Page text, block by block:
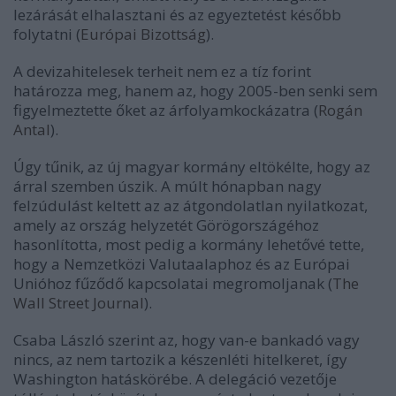
lezárását elhalasztani és az egyeztetést később
folytatni (Európai Bizottság).
A devizahitelesek terheit nem ez a tíz forint
határozza meg, hanem az, hogy 2005-ben senki sem
figyelmeztette őket az árfolyamkockázatra (Rogán
Antal).
Úgy tűnik, az új magyar kormány eltökélte, hogy az
árral szemben úszik. A múlt hónapban nagy
felzúdulást keltett az az átgondolatlan nyilatkozat,
amely az ország helyzetét Görögországéhoz
hasonlította, most pedig a kormány lehetővé tette,
hogy a Nemzetközi Valutaalaphoz és az Európai
Unióhoz fűződő kapcsolatai megromoljanak (The
Wall Street Journal).
Csaba László szerint az, hogy van-e bankadó vagy
nincs, az nem tartozik a készenléti hitelkeret, így
Washington hatáskörébe. A delegáció vezetője